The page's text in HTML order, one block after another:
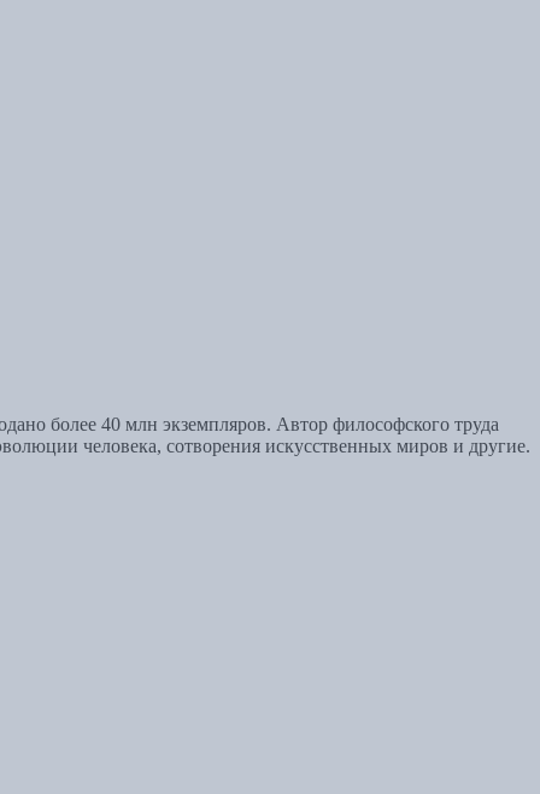
более 40 млн экземпляров. Автор философского труда
человека, сотворения искусственных миров и другие.